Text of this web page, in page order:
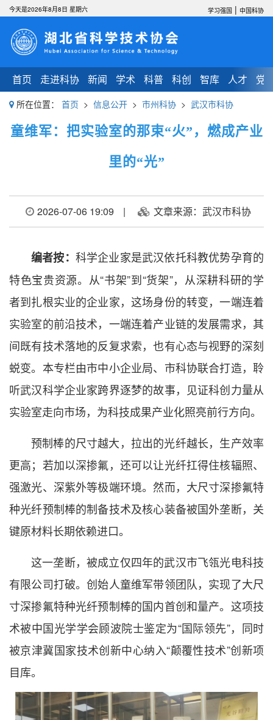
首页 走进科协 新闻 学术 科普 科创 智库 人才 党
今天是2026年8月8日 星期六 学习强国 | 中国科协
所在位置： 首页 > 信息公开 > 市州科协 > 武汉市科协
童维军：把实验室的那束“火”，燃成产业
里的“光”
2026-07-06 19:09 | 文章来源：武汉市科协
编者按： 科学企业家是武汉依托科教优势孕育的
特色宝贵资源。从“书架”到“货架”，从深耕科研的学
者到扎根实业的企业家，这场身份的转变，一端连着
实验室的前沿技术，一端连着产业链的发展需求，其
间既有技术落地的反复求索，也有心态与视野的深刻
蜕变。本专栏由市中小企业局、市科协联合打造，聆
听武汉科学企业家跨界逐梦的故事，见证科创力量从
实验室走向市场，为科技成果产业化照亮前行方向。
预制棒的尺寸越大，拉出的光纤越长，生产效率
更高；若加以深掺氟，还可以让光纤扛得住核辐照、
强激光、深紫外等极端环境。然而，大尺寸深掺氟特
种光纤预制棒的制备技术及核心装备被国外垄断，关
键原材料长期依赖进口。
这一垄断，被成立仅四年的武汉市飞瓴光电科技
有限公司打破。创始人童维军带领团队，实现了大尺
寸深掺氟特种光纤预制棒的国内首创和量产。这项技
术被中国光学学会顾波院士鉴定为“国际领先”，同时
被京津冀国家技术创新中心纳入“颠覆性技术”创新项
目库。